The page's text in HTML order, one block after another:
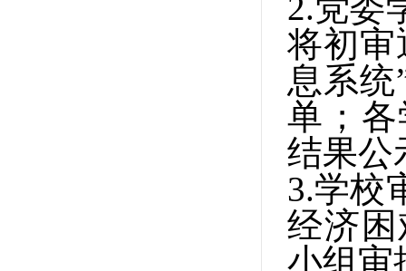
将初审
息系
单；
结果公
3.学校
经济
小组审